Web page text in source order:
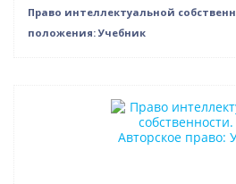
Право интеллектуальной
положения: Учебник